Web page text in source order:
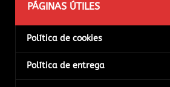
PÁGINAS ÚTILES
Política de cookies
Política de entrega